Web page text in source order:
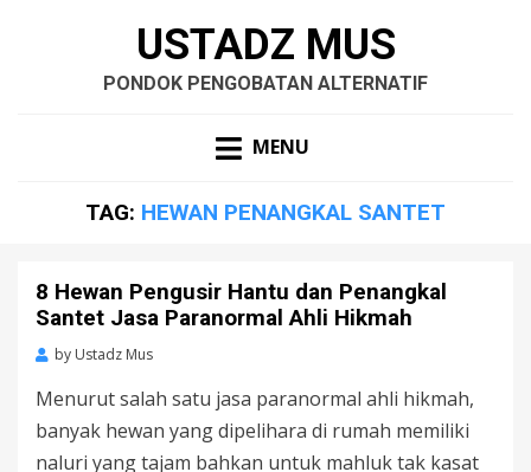
USTADZ MUS
PONDOK PENGOBATAN ALTERNATIF
MENU
TAG: HEWAN PENANGKAL SANTET
8 Hewan Pengusir Hantu dan Penangkal
Santet Jasa Paranormal Ahli Hikmah
by Ustadz Mus
Menurut salah satu jasa paranormal ahli hikmah,
banyak hewan yang dipelihara di rumah memiliki
naluri yang tajam bahkan untuk mahluk tak kasat